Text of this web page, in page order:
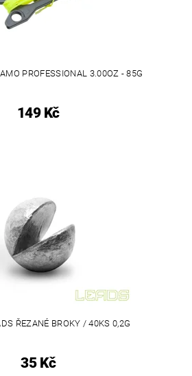
PROFESSIONAL 3.00OZ - 85G
149 Kč
ŘEZANÉ BROKY / 40KS 0,2G
35 Kč